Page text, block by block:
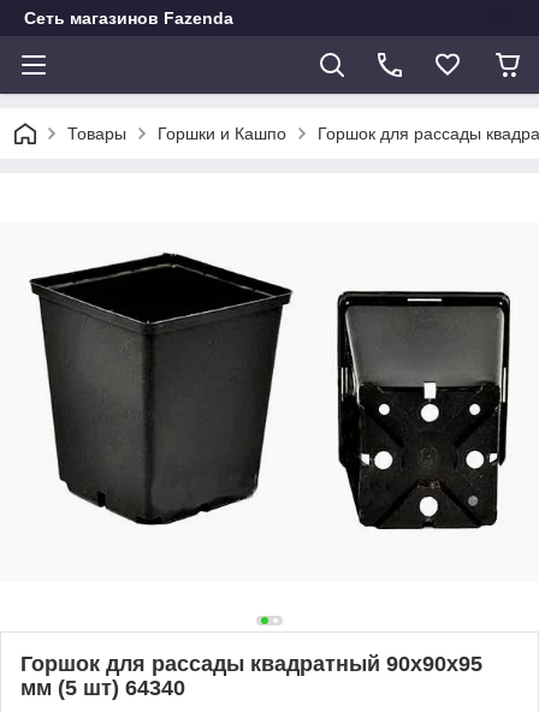
Сеть магазинов Fazenda
Товары Горшки и Кашпо Горшок для рассады
Горшок для рассады квадратный 90х90х95
мм (5 шт) 64340